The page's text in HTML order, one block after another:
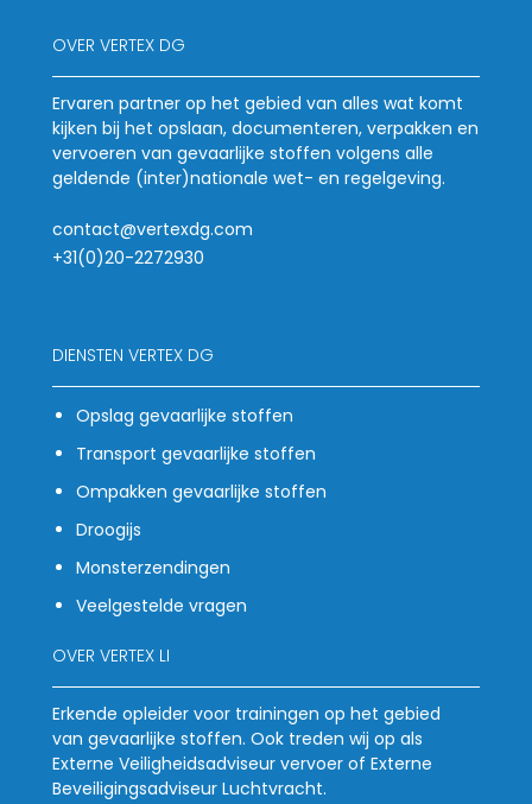
OVER VERTEX DG
Ervaren partner op het gebied van alles wat komt
kijken bij het opslaan, documenteren, verpakken en
vervoeren van gevaarlijke stoffen volgens alle
geldende (inter)nationale wet- en regelgeving.
contact@vertexdg.com
+31(0)20-2272930
DIENSTEN VERTEX DG
Opslag gevaarlijke stoffen
Transport gevaarlijke stoffen
Ompakken gevaarlijke stoffen
Droogijs
Monsterzendingen
Veelgestelde vragen
OVER VERTEX LI
Erkende opleider voor trainingen op het gebied
van gevaarlijke stoffen. Ook treden wij op als
Externe Veiligheidsadviseur vervoer of Externe
Beveiligingsadviseur Luchtvracht.